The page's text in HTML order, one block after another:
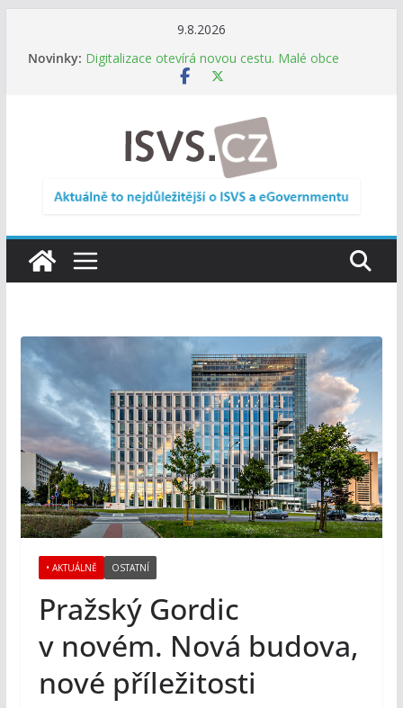
9.8.2026
Novinky: Informace o obcích vždy po ruce. SMS ČR spouští
novou mobilní aplikaci
DIA: Stát poprvé v historii zapojuje širokou
veřejnost do testování digitálních služeb
DIA: Informační systém dlouhodobého řízení
(ISDŘ) je od července v plném provozu
RVIS – Výbor pro architekturu a řízení ICT
• AKTUÁLNĚ OSTATNÍ
Pražský Gordic
v novém. Nová budova,
nové příležitosti